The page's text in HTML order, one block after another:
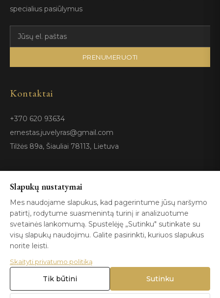
specialius pasiūlymus
PRENUMERUOTI
Kontaktai
+370 620 93634
ernestas.juvelyras@gmail.com
Tilžės 89a, Šiauliai 78113, Lietuva
GIA
Certified
ISO 9001
100%
Authentic
© 2026 Blizga.lt. Visos teisės saugomos. |Privatumo politika|
Slapukų nustatymai
Mes naudojame slapukus, kad pagerintume jūsų naršymo
patirtį, rodytume suasmenintą turinį ir analizuotume
svetainės lankomumą. Spustelėję „Sutinku" sutinkate su
visų slapukų naudojimu. Galite pasirinkti, kuriuos slapukus
norite leisti.
Skaityti privatumo politiką
Tik būtini Sutinku